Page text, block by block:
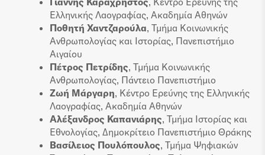
Ελληνικής Λαογραφίας, Ακαδημία Αθηνών
Ποθητή Χαντζαρούλα, Τμήμα Κοινωνικής
Ανθρωπολογίας και Ιστορίας, Πανεπιστήμιο
Αιγαίου
Πέτρος Πετρίδης, Τμήμα Κοινωνικής
Ανθρωπολογίας, Πάντειο Πανεπιστήμιο
Ζωή Μάργαρη, Κέντρο Ερεύνης της Ελληνικής
Λαογραφίας, Ακαδημία Αθηνών
Αλέξανδρος Καπανιάρης, Τμήμα Ιστορίας και
Εθνολογίας, Δημοκρίτειο Πανεπιστήμιο Θράκης
Βασίλειος Πουλόπουλος, Τμήμα Ψηφιακών